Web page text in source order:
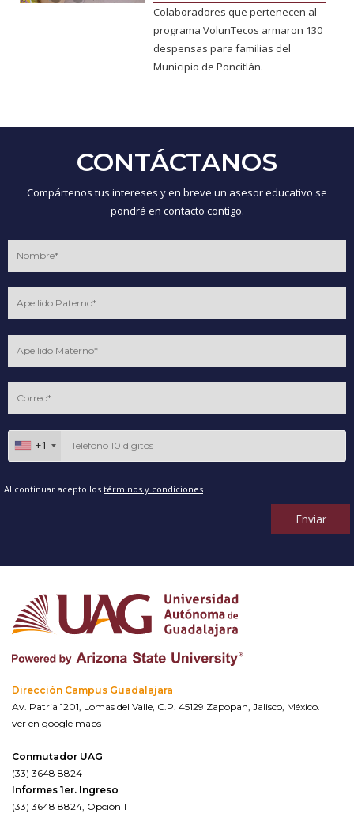
Colaboradores que pertenecen al
programa VolunTecos armaron 130
despensas para familias del
Municipio de Poncitlán.
CONTÁCTANOS
Compártenos tus intereses y en breve un asesor educativo se
pondrá en contacto contigo.
+1
Al continuar acepto los términos y condiciones
Enviar
Dirección Campus Guadalajara
Av. Patria 1201, Lomas del Valle, C.P. 45129 Zapopan, Jalisco, México.
ver en google maps
Conmutador UAG
(33) 3648 8824
Informes 1er. Ingreso
(33) 3648 8824, Opción 1